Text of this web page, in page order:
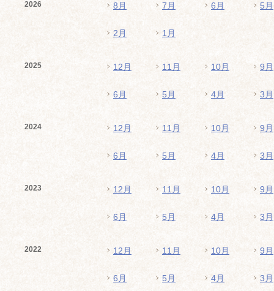
2026 8月 7月 6月 5月
2月 1月
2025 12月 11月 10月 9月
6月 5月 4月 3月
2024 12月 11月 10月 9月
6月 5月 4月 3月
2023 12月 11月 10月 9月
6月 5月 4月 3月
2022 12月 11月 10月 9月
6月 5月 4月 3月